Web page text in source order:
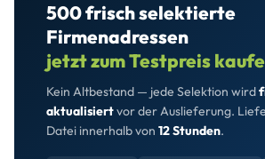
500 frisch selektierte
Firmenadressen
jetzt zum Testpreis
Kein Altbestand — jede Selektion wird
aktualisiertvor der Auslieferung.
Datei innerhalb von 12 Stunden.